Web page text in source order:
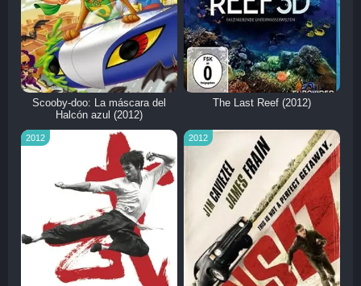
Scooby-doo: La máscara del
Halcón azul (2012)
The Last Reef (2012)
2012 2012